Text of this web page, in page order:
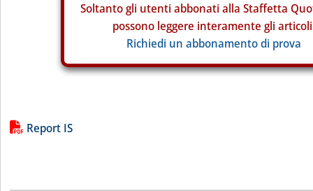
Soltanto gli utenti abbonati alla Staffetta
possono leggere interamente gli
Richiedi un abbonamento di prova
Lista allegati PDF alla notizia
Report IS